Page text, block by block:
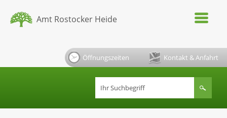
Amt Rostocker Heide
Öffnungszeiten Kontakt & Anfahrt